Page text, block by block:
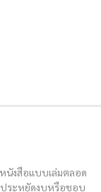
นังสือแบบเล่มตลอด
ประหยัดงบหรือชอบ